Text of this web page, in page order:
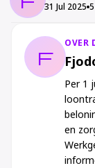
31 Jul 2025
F
OVER
Per 1
en